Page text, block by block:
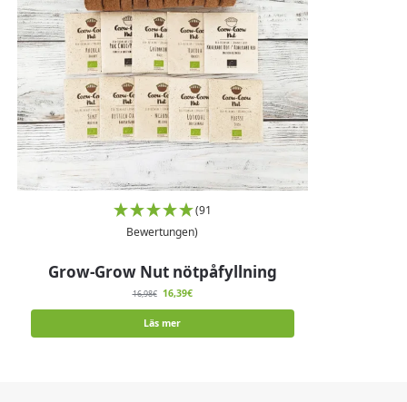
(91
Bewertungen)
Grow-Grow Nut nötpåfyllning
16,98€ 16,39€
Läs mer